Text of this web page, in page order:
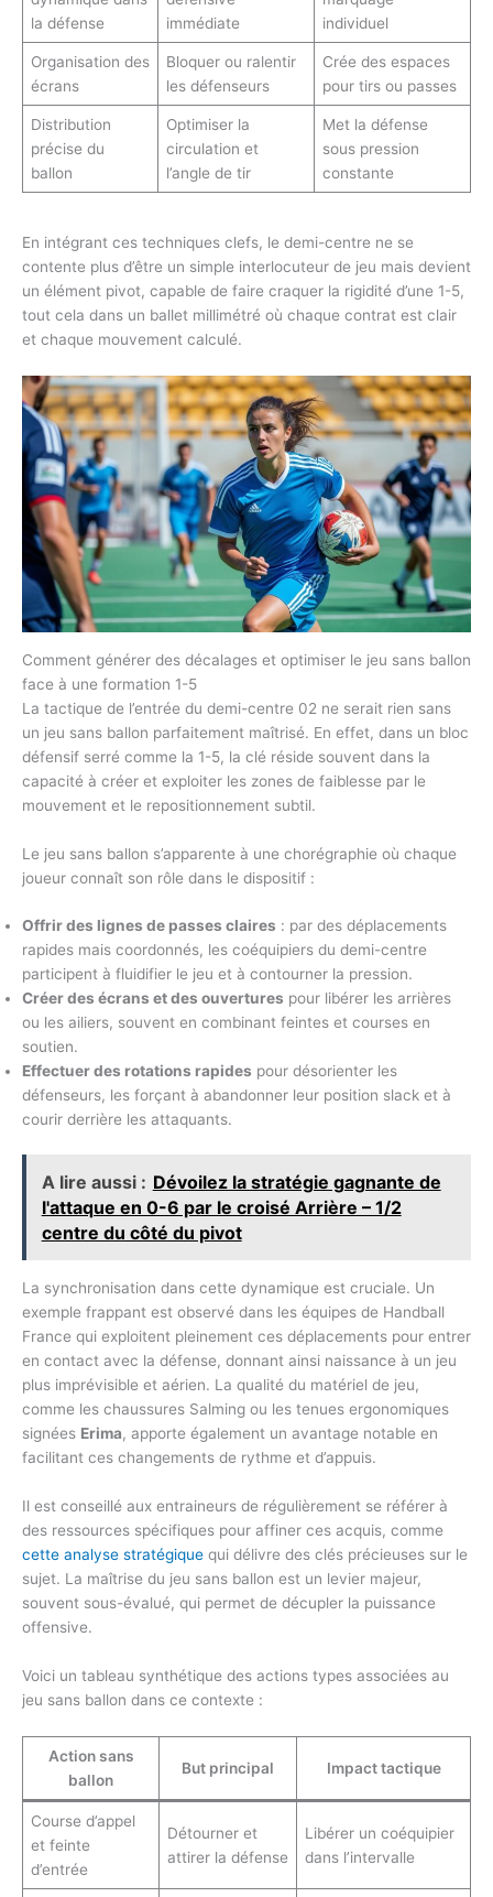
la défense
immédiate
individuel
Organisation des
écrans
Bloquer ou ralentir
les défenseurs
Crée des espaces
pour tirs ou passes
Distribution
précise du
ballon
Optimiser la
circulation et
l’angle de tir
Met la défense
sous pression
constante
En intégrant ces techniques clefs, le demi-centre ne se
contente plus d’être un simple interlocuteur de jeu mais devient
un élément pivot, capable de faire craquer la rigidité d’une 1-5,
tout cela dans un ballet millimétré où chaque contrat est clair
et chaque mouvement calculé.
Comment générer des décalages et optimiser le jeu sans ballon
face à une formation 1-5
La tactique de l’entrée du demi-centre 02 ne serait rien sans
un jeu sans ballon parfaitement maîtrisé. En effet, dans un bloc
défensif serré comme la 1-5, la clé réside souvent dans la
capacité à créer et exploiter les zones de faiblesse par le
mouvement et le repositionnement subtil.
Le jeu sans ballon s’apparente à une chorégraphie où chaque
joueur connaît son rôle dans le dispositif :
Offrir des lignes de passes claires : par des déplacements
rapides mais coordonnés, les coéquipiers du demi-centre
participent à fluidifier le jeu et à contourner la pression.
Créer des écrans et des ouvertures pour libérer les arrières
ou les ailiers, souvent en combinant feintes et courses en
soutien.
Effectuer des rotations rapides pour désorienter les
défenseurs, les forçant à abandonner leur position slack et à
courir derrière les attaquants.
A lire aussi : Dévoilez la stratégie gagnante de
l'attaque en 0-6 par le croisé Arrière – 1/2
centre du côté du pivot
La synchronisation dans cette dynamique est cruciale. Un
exemple frappant est observé dans les équipes de Handball
France qui exploitent pleinement ces déplacements pour entrer
en contact avec la défense, donnant ainsi naissance à un jeu
plus imprévisible et aérien. La qualité du matériel de jeu,
comme les chaussures Salming ou les tenues ergonomiques
signées Erima, apporte également un avantage notable en
facilitant ces changements de rythme et d’appuis.
Il est conseillé aux entraineurs de régulièrement se référer à
des ressources spécifiques pour affiner ces acquis, comme
cette analyse stratégique qui délivre des clés précieuses sur le
sujet. La maîtrise du jeu sans ballon est un levier majeur,
souvent sous-évalué, qui permet de décupler la puissance
offensive.
Voici un tableau synthétique des actions types associées au
jeu sans ballon dans ce contexte :
Action sans
ballon
But principal Impact tactique
Course d’appel
et feinte
d’entrée
Détourner et
attirer la défense
Libérer un coéquipier
dans l’intervalle